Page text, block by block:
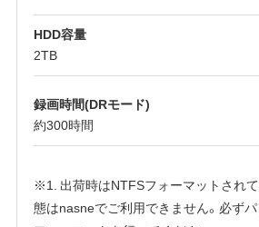
HDD容量
2TB
録画時間(DRモード)
約300時間
※1. 出荷時はNTFSフォーマットされ
態はnasneでご利用できません。必ず